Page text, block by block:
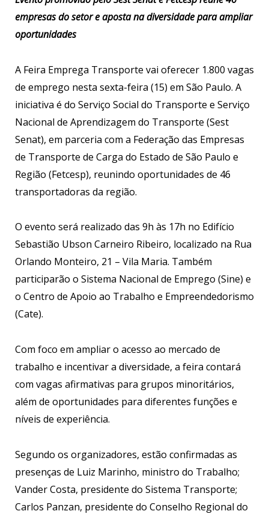
empresas do setor e aposta na diversidade para ampliar
oportunidades
A Feira Emprega Transporte vai oferecer 1.800 vagas
de emprego nesta sexta-feira (15) em São Paulo. A
iniciativa é do Serviço Social do Transporte e Serviço
Nacional de Aprendizagem do Transporte (Sest
Senat), em parceria com a Federação das Empresas
de Transporte de Carga do Estado de São Paulo e
Região (Fetcesp), reunindo oportunidades de 46
transportadoras da região.
O evento será realizado das 9h às 17h no Edifício
Sebastião Ubson Carneiro Ribeiro, localizado na Rua
Orlando Monteiro, 21 – Vila Maria. Também
participarão o Sistema Nacional de Emprego (Sine) e
o Centro de Apoio ao Trabalho e Empreendedorismo
(Cate).
Com foco em ampliar o acesso ao mercado de
trabalho e incentivar a diversidade, a feira contará
com vagas afirmativas para grupos minoritários,
além de oportunidades para diferentes funções e
níveis de experiência.
Segundo os organizadores, estão confirmadas as
presenças de Luiz Marinho, ministro do Trabalho;
Vander Costa, presidente do Sistema Transporte;
Carlos Panzan, presidente do Conselho Regional do